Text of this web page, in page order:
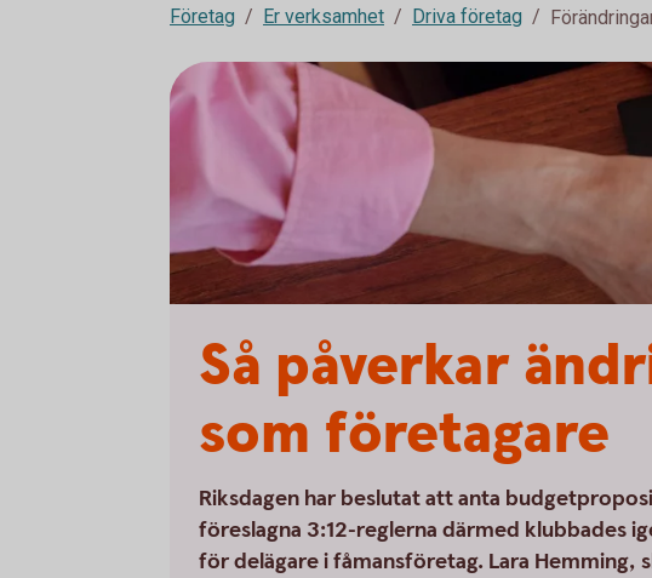
Företag Er verksamhet Driva företag
Så påverkar
som företagare
Riksdagen har beslutat att anta
föreslagna 3:12-reglerna därmed klubbades
för delägare i fåmansföretag. Lara Hemming,